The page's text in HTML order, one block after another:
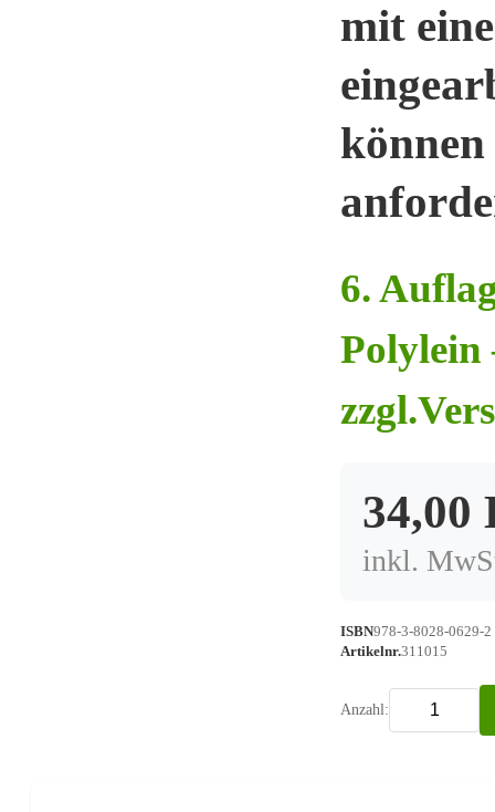
mit
6.
Polylein
34,00
inkl.
ISBN978-3-8028-0629-2
Artikelnr.311015
Anzahl: